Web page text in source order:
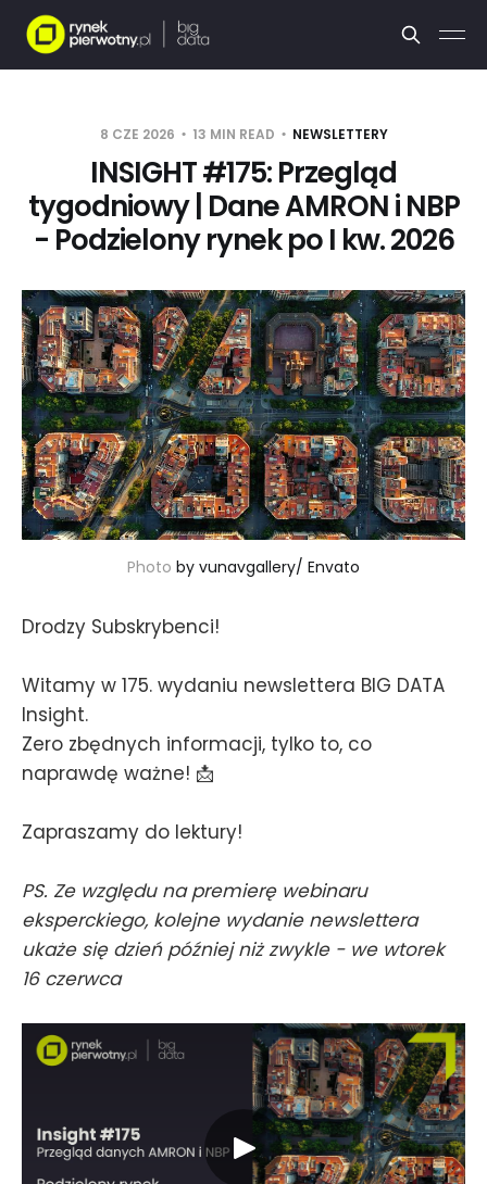
8 CZE 2026 13 MIN READ NEWSLETTERY
INSIGHT #175: Przegląd
tygodniowy | Dane AMRON i NBP
- Podzielony rynek po I kw. 2026
Photo by vunavgallery/ Envato
Drodzy Subskrybenci!
Witamy w 175. wydaniu newslettera BIG DATA
Insight.
Zero zbędnych informacji, tylko to, co
naprawdę ważne! 📩
Zapraszamy do lektury!
PS. Ze względu na premierę webinaru
eksperckiego, kolejne wydanie newslettera
ukaże się dzień później niż zwykle - we wtorek
16 czerwca